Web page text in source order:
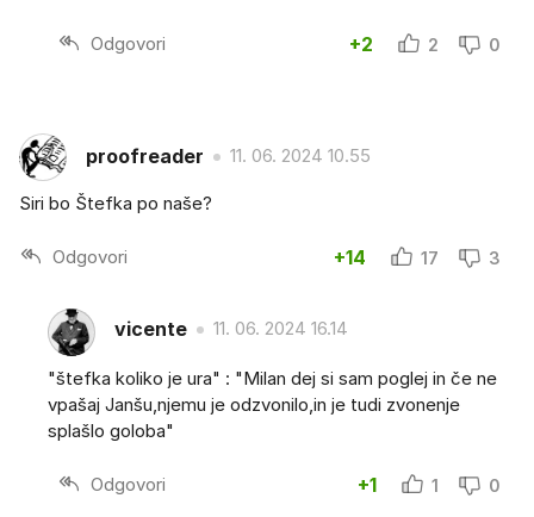
Odgovori +2 2 0
proofreader 11. 06. 2024 10.55
Siri bo Štefka po naše?
Odgovori +14 17 3
vicente 11. 06. 2024 16.14
"štefka koliko je ura" : "Milan dej si sam poglej in če ne
vpašaj Janšu,njemu je odzvonilo,in je tudi zvonenje
splašlo goloba"
Odgovori +1 1 0